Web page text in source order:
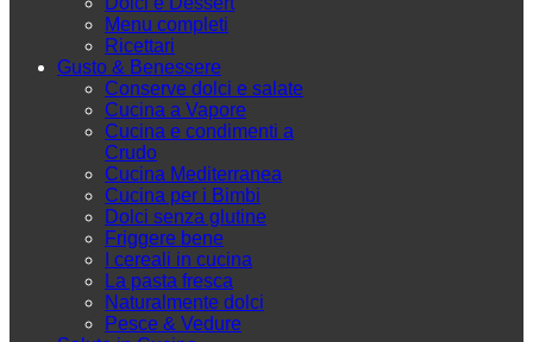
Menu completi
Ricettari
Gusto & Benessere
Conserve dolci e salate
Cucina a Vapore
Cucina e condimenti a
Crudo
Cucina Mediterranea
Cucina per i Bimbi
Dolci senza glutine
Friggere bene
I cereali in cucina
La pasta fresca
Naturalmente dolci
Pesce & Vedure